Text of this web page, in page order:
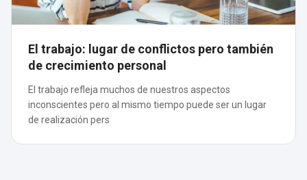
El trabajo: lugar de conflictos pero también
de crecimiento personal
El trabajo refleja muchos de nuestros aspectos
inconscientes pero al mismo tiempo puede ser un lugar
de realización pers